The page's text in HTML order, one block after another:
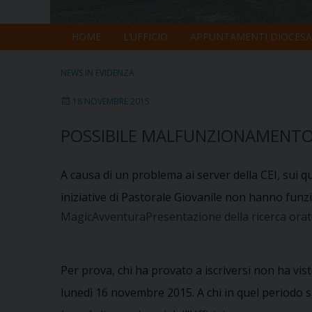
HOME L’UFFICIO APPUNTAMENTI
NEWS IN EVIDENZA
18 NOVEMBRE 2015
POSSIBILE
A causa di un problema ai server della CEI, sui
iniziative di Pastorale Giovanile non hanno
MagicAvventuraPresentazione della ricerca
Per prova, chi ha provato a iscriversi non ha
lunedì 16 novembre 2015. A chi in quel periodo